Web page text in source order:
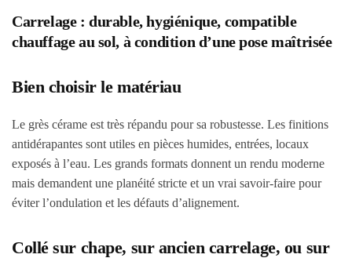
Carrelage : durable, hygiénique, compatible
chauffage au sol, à condition d’une pose maîtrisée
Bien choisir le matériau
Le grès cérame est très répandu pour sa robustesse. Les finitions
antidérapantes sont utiles en pièces humides, entrées, locaux
exposés à l’eau. Les grands formats donnent un rendu moderne
mais demandent une planéité stricte et un vrai savoir-faire pour
éviter l’ondulation et les défauts d’alignement.
Collé sur chape, sur ancien carrelage, ou sur